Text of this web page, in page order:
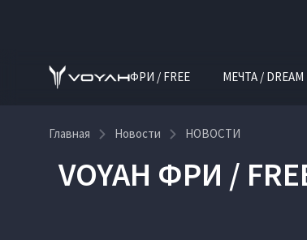
ФРИ / FREE МЕЧТА / DREAM
Главная Новости НОВОСТИ
VOYAH ФРИ /